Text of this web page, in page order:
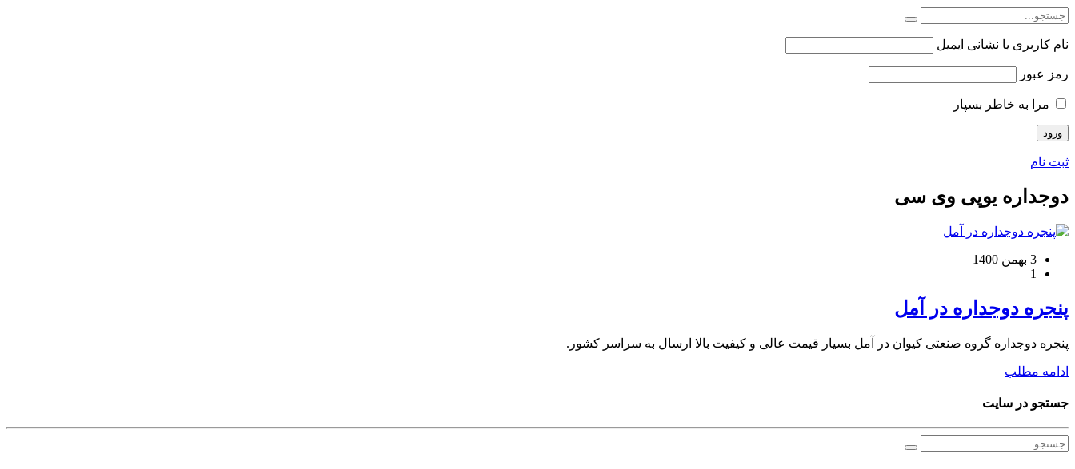
نام کاربری یا نشانی ایمیل
رمز عبور
مرا به خاطر بسپار
ثبت نام
دوجداره یوپی وی سی
3 بهمن 1400
1
پنجره دوجداره در آمل
پنجره دوجداره گروه صنعتی کیوان در آمل بسیار قیمت عالی و کیفیت بالا ارسال به سراسر کشور.
ادامه مطلب
جستجو در سایت